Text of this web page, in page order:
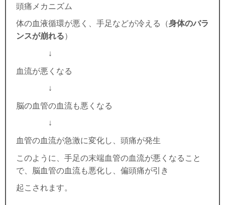
頭痛メカニズム
体の血液循環が悪く、手足などが冷える（身体のバラ
ンスが崩れる）
↓
血流が悪くなる
↓
脳の血管の血流も悪くなる
↓
血管の血流が急激に変化し、頭痛が発生
このように、手足の末端血管の血流が悪くなること
で、脳血管の血流も悪化し、偏頭痛が引き
起こされます。